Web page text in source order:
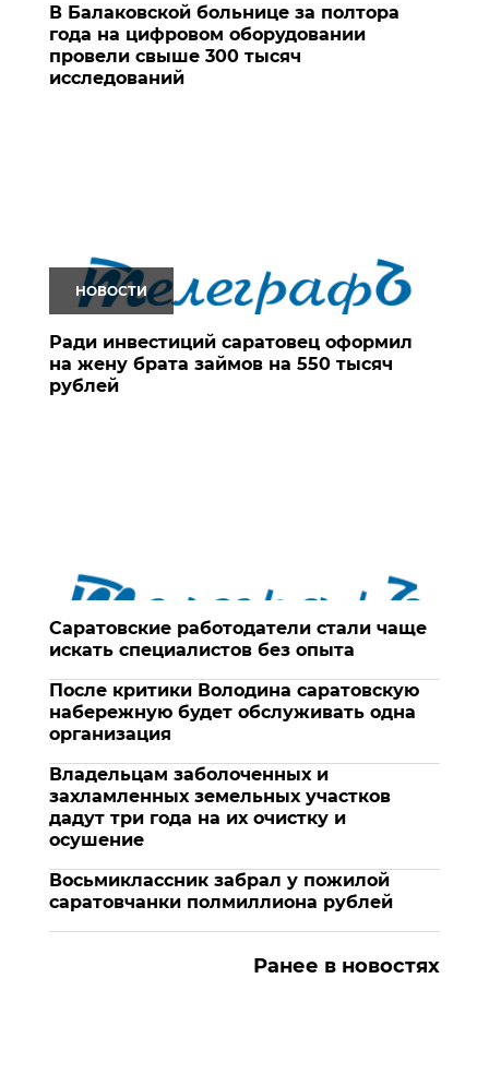
В Балаковской больнице за полтора
года на цифровом оборудовании
провели свыше 300 тысяч
исследований
НОВОСТИ
Ради инвестиций саратовец оформил
на жену брата займов на 550 тысяч
рублей
Саратовские работодатели стали чаще
искать специалистов без опыта
После критики Володина саратовскую
набережную будет обслуживать одна
организация
Владельцам заболоченных и
захламленных земельных участков
дадут три года на их очистку и
осушение
Восьмиклассник забрал у пожилой
саратовчанки полмиллиона рублей
Ранее в новостях